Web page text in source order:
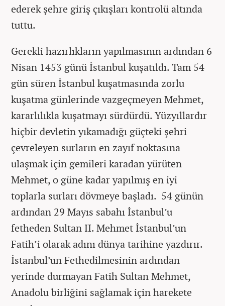
ederek şehre giriş çıkışları kontrolü altında
tuttu.
Gerekli hazırlıkların yapılmasının ardından 6
Nisan 1453 günü İstanbul kuşatıldı. Tam 54
gün süren İstanbul kuşatmasında zorlu
kuşatma günlerinde vazgeçmeyen Mehmet,
kararlılıkla kuşatmayı sürdürdü. Yüzyıllardır
hiçbir devletin yıkamadığı güçteki şehri
çevreleyen surların en zayıf noktasına
ulaşmak için gemileri karadan yürüten
Mehmet, o güne kadar yapılmış en iyi
toplarla surları dövmeye başladı. 54 günün
ardından 29 Mayıs sabahı İstanbul’u
fetheden Sultan II. Mehmet İstanbul’un
Fatih’i olarak adını dünya tarihine yazdırır.
İstanbul’un Fethedilmesinin ardından
yerinde durmayan Fatih Sultan Mehmet,
Anadolu birliğini sağlamak için harekete